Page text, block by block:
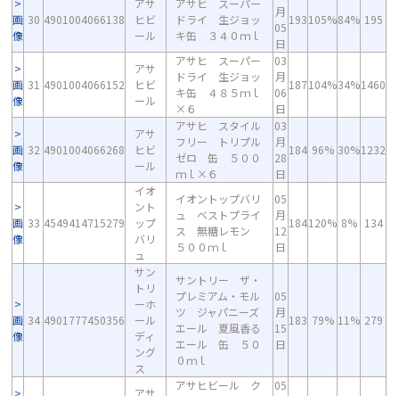
画
像
30 4901004066138
アサ
ヒビ
ール
アサヒ スーパー
ドライ 生ジョッ
キ缶 ３４０ｍｌ
月
05
日
193105%84% 195
画
像
31 4901004066152
アサ
ヒビ
ール
アサヒ スーパー
ドライ 生ジョッ
キ缶 ４８５ｍｌ
×６
03
月
06
日
187104%34%1460
画
像
32 4901004066268
アサ
ヒビ
ール
アサヒ スタイル
フリー トリプル
ゼロ 缶 ５００
ｍｌ×６
03
月
28
日
184 96% 30%1232
画
像
33 4549414715279
イオ
ント
ップ
バリ
ュ
イオントップバリ
ュ ベストプライ
ス 無糖レモン
５００ｍｌ
05
月
12
日
184120% 8% 134
画
像
34 4901777450356
サン
トリ
ーホ
ール
ディ
ング
ス
サントリー ザ・
プレミアム・モル
ツ ジャパニーズ
エール 夏風香る
エール 缶 ５０
０ｍｌ
05
月
15
日
183 79% 11% 279
アサ
アサヒビール ク
05